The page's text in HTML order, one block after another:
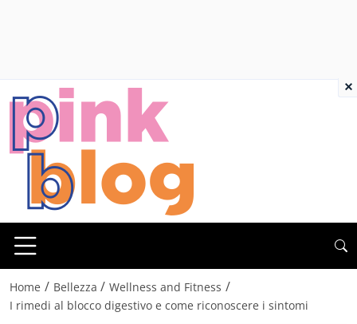
Home / Bellezza / Wellness and Fitness /
I rimedi al blocco digestivo e come riconoscere i sintomi
×